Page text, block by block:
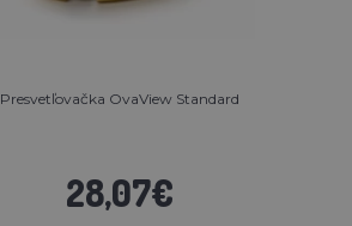
Presvetľovačka OvaView Standard
28,07€